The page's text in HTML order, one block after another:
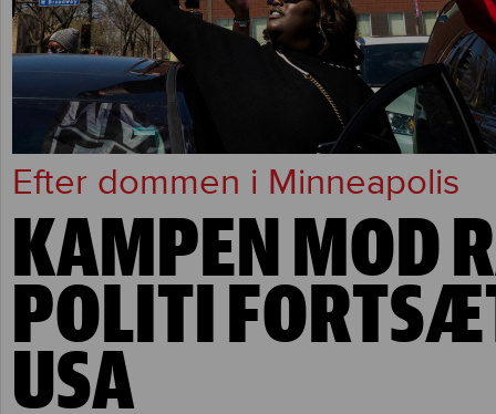
Efter dommen i Minneapolis
KAMPEN MOD
POLITI
USA